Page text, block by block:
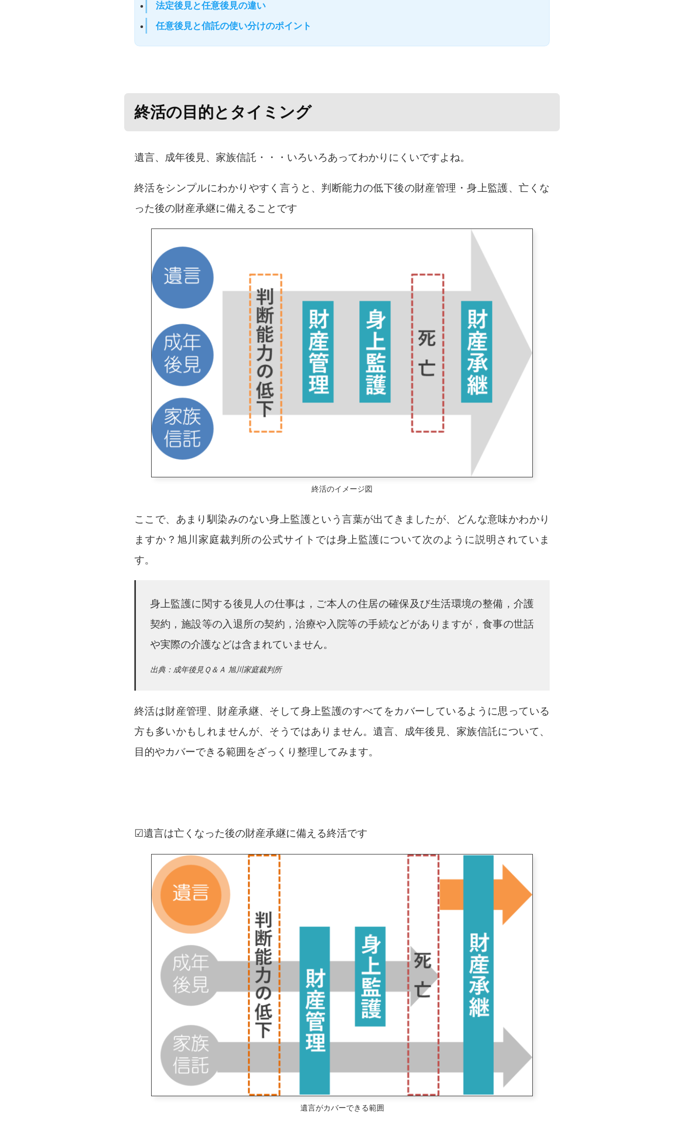
法定後見と任意後見の違い
任意後見と信託の使い分けのポイント
終活の目的とタイミング
遺言、成年後見、家族信託・・・いろいろあってわかりにくいですよね。
終活をシンプルにわかりやすく言うと、判断能力の低下後の財産管理・身上監護、亡くな
った後の財産承継に備えることです
終活のイメージ図
ここで、あまり馴染みのない身上監護という言葉が出てきましたが、どんな意味かわかり
ますか？旭川家庭裁判所の公式サイトでは身上監護について次のように説明されていま
す。
身上監護に関する後見人の仕事は，ご本人の住居の確保及び生活環境の整備，介護
契約，施設等の入退所の契約，治療や入院等の手続などがありますが，食事の世話
や実際の介護などは含まれていません。
出典：成年後見Ｑ＆Ａ 旭川家庭裁判所
終活は財産管理、財産承継、そして身上監護のすべてをカバーしているように思っている
方も多いかもしれませんが、そうではありません。遺言、成年後見、家族信託について、
目的やカバーできる範囲をざっくり整理してみます。
☑遺言は亡くなった後の財産承継に備える終活です
遺言がカバーできる範囲